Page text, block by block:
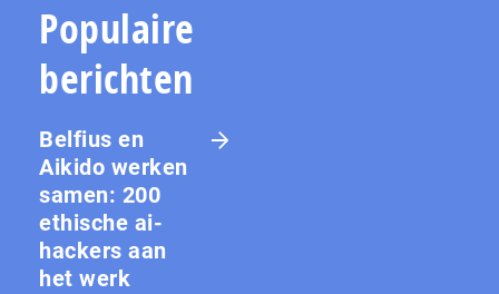
Populaire
berichten
Belfius en
Aikido werken
samen: 200
ethische ai-
hackers aan
het werk